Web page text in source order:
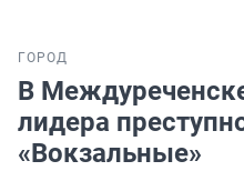
ГОРОД
В
лидера
«Вокзальные»